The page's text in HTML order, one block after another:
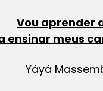
Vou aprender
ensinar meus
Yáyá